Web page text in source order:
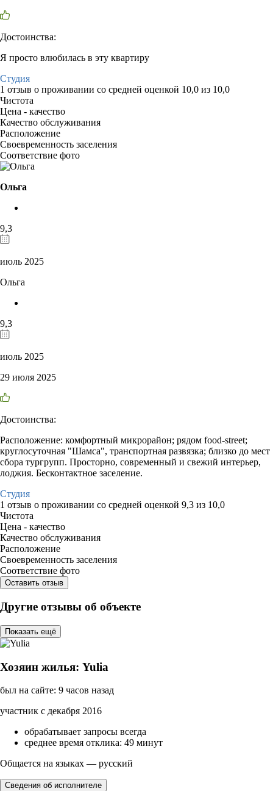
Достоинства:
Я просто влюбилась в эту квартиру
Студия
1 отзыв о проживании со средней оценкой 10,0 из 10,0
Чистота
Цена - качество
Качество обслуживания
Расположение
Своевременность заселения
Соответствие фото
Ольга
9,3
июль 2025
Ольга
9,3
июль 2025
29 июля 2025
Достоинства:
Расположение: комфортный микрорайон; рядом food-street;
круглосуточная "Шамса", транспортная развязка; близко до мест
сбора тургрупп. Просторно, современный и свежий интерьер,
лоджия. Бесконтактное заселение.
Студия
1 отзыв о проживании со средней оценкой 9,3 из 10,0
Чистота
Цена - качество
Качество обслуживания
Расположение
Своевременность заселения
Соответствие фото
Оставить отзыв
Другие отзывы об объекте
Показать ещё
Хозяин жилья: Yulia
был на сайте: 9 часов назад
участник с декабря 2016
обрабатывает запросы всегда
среднее время отклика: 49 минут
Общается на языках — русский
Сведения об исполнителе